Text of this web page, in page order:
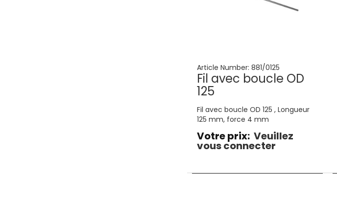
Article Number: 881/0125
Fil avec boucle OD
125
Fil avec boucle OD 125 , Longueur
125 mm, force 4 mm
Votre prix: Veuillez
vous connecter